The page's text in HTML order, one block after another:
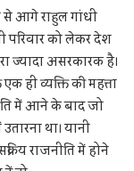
से आगे राहुल गांधी
परिवार को लेकर देश
ज्यादा असरकारक है।
ही व्यक्ति की महत्ता
में आने के बाद जो
था। यानी
राजनीति में होने